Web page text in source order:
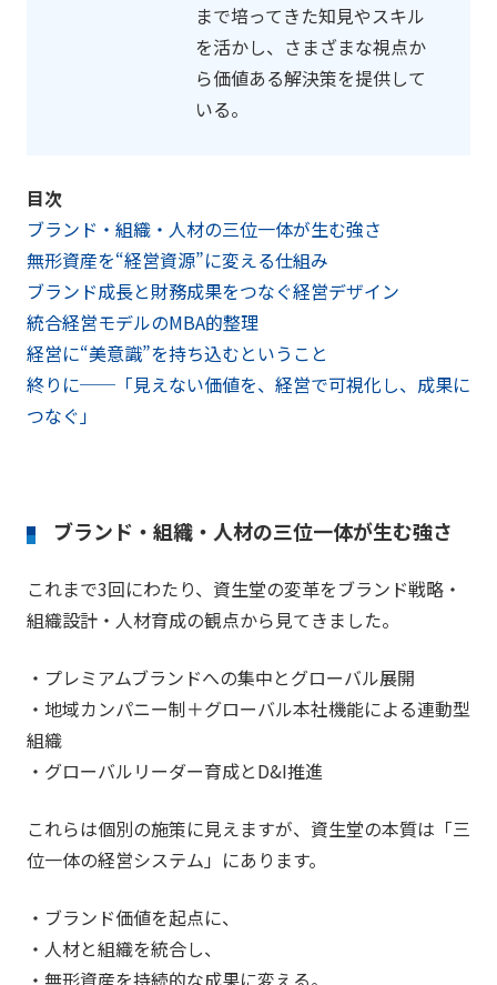
まで培ってきた知見やスキル
を活かし、さまざまな視点か
ら価値ある解決策を提供して
いる。
目次
ブランド・組織・人材の三位一体が生む強さ
無形資産を“経営資源”に変える仕組み
ブランド成長と財務成果をつなぐ経営デザイン
統合経営モデルのMBA的整理
経営に“美意識”を持ち込むということ
終りに──「見えない価値を、経営で可視化し、成果に
つなぐ」
ブランド・組織・人材の三位一体が生む強さ
これまで3回にわたり、資生堂の変革をブランド戦略・
組織設計・人材育成の観点から見てきました。
・プレミアムブランドへの集中とグローバル展開
・地域カンパニー制＋グローバル本社機能による連動型
組織
・グローバルリーダー育成とD&I推進
これらは個別の施策に見えますが、資生堂の本質は「三
位一体の経営システム」にあります。
・ブランド価値を起点に、
・人材と組織を統合し、
・無形資産を持続的な成果に変える。